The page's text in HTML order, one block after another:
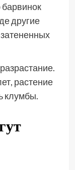
другие
растение
клумбы.